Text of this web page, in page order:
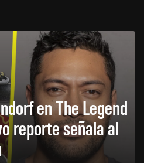
en The Legend
reporte señala al